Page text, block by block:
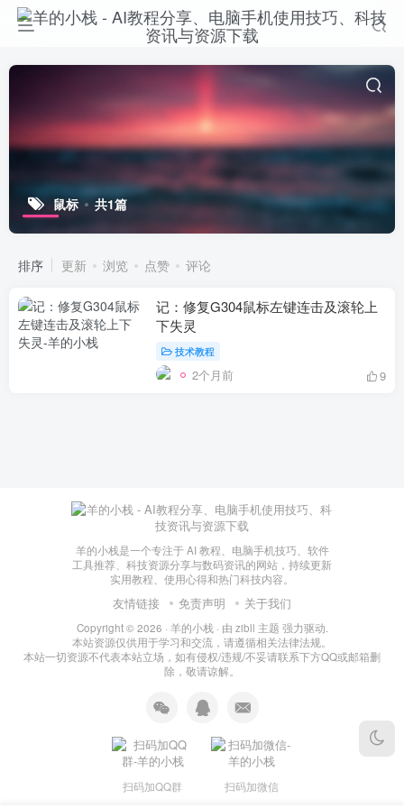
鼠标 共1篇
排序 更新 浏览 点赞 评论
记：修复G304鼠标左键连击及滚轮上
下失灵
技术教程
2个月前 9
羊的小栈是一个专注于 AI 教程、电脑手机技巧、软件
工具推荐、科技资源分享与数码资讯的网站，持续更新
实用教程、使用心得和热门科技内容。
友情链接 免责声明 关于我们
Copyright © 2026 · 羊的小栈 · 由 zibll 主题 强力驱动.
本站资源仅供用于学习和交流，请遵循相关法律法规。
本站一切资源不代表本站立场，如有侵权/违规/不妥请联系下方QQ或邮箱删
除，敬请谅解。
扫码加QQ群 扫码加微信